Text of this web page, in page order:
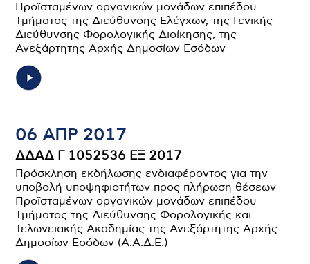
Προϊσταμένων οργανικών μονάδων επιπέδου
Τμήματος της Διεύθυνσης Ελέγχων, της Γενικής
Διεύθυνσης Φορολογικής Διοίκησης, της
Ανεξάρτητης Αρχής Δημοσίων Εσόδων
06 ΑΠΡ 2017
ΔΔΑΔ Γ 1052536 ΕΞ 2017
Πρόσκληση εκδήλωσης ενδιαφέροντος για την
υποβολή υποψηφιοτήτων προς πλήρωση θέσεων
Προϊσταμένων οργανικών μονάδων επιπέδου
Τμήματος της Διεύθυνσης Φορολογικής και
Τελωνειακής Ακαδημίας της Ανεξάρτητης Αρχής
Δημοσίων Εσόδων (Α.Α.Δ.Ε.)